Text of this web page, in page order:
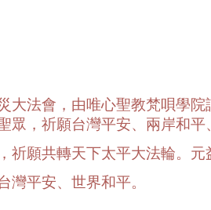
法會，由唯心聖教梵唄學
，祈願台灣平安、兩岸和平
願共轉天下太平大法輪。元
平安、世界和平。